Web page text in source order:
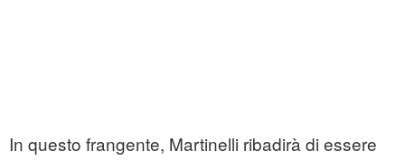
In questo frangente, Martinelli ribadirà di essere